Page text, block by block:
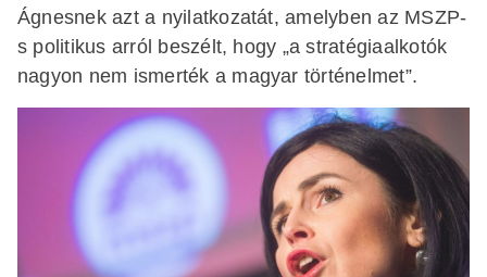
Ágnesnek azt a nyilatkozatát, amelyben az MSZP-
s politikus arról beszélt, hogy „a stratégiaalkotók
nagyon nem ismerték a magyar történelmet”.